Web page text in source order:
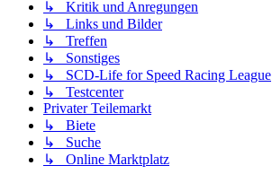
↳ Kritik und Anregungen
↳ Links und Bilder
↳ Treffen
↳ Sonstiges
↳ SCD-Life for Speed Racing League
↳ Testcenter
Privater Teilemarkt
↳ Biete
↳ Suche
↳ Online Marktplatz